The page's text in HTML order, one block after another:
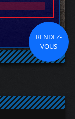
RENDEZ-
VOUS